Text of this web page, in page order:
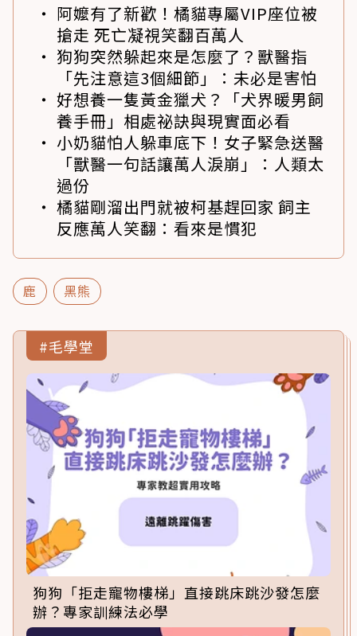
阿嬤有了新歡！橘貓專屬VIP座位被
搶走 死亡凝視笑翻百萬人
狗狗突然躲起來是怎麼了？獸醫指
「先注意這3個細節」：未必是害怕
好想養一隻黃金獵犬？「犬界暖男飼
養手冊」相處祕訣與現實面必看
小奶貓怕人躲車底下！女子緊急送醫
「獸醫一句話讓萬人淚崩」：人類太
過份
橘貓剛溜出門就被柯基趕回家 飼主
反應萬人笑翻：看來是慣犯
鹿 黑熊
#毛學堂
狗狗「拒走寵物樓梯」直接跳床跳沙發怎麼
辦？專家訓練法必學